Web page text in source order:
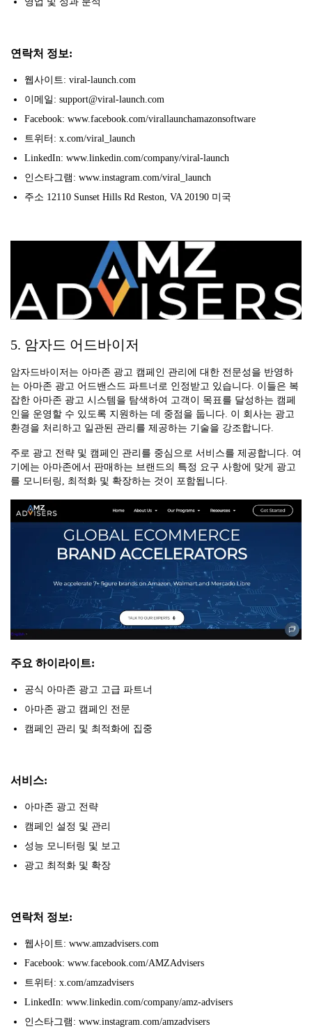
연락처 정보:
웹사이트: viral-launch.com
이메일: support@viral-launch.com
Facebook: www.facebook.com/virallaunchamazonsoftware
트위터: x.com/viral_launch
LinkedIn: www.linkedin.com/company/viral-launch
인스타그램: www.instagram.com/viral_launch
주소 12110 Sunset Hills Rd Reston, VA 20190 미국
5. 암자드 어드바이저
암자드바이저는 아마존 광고 캠페인 관리에 대한 전문성을 반영하
는 아마존 광고 어드밴스드 파트너로 인정받고 있습니다. 이들은 복
잡한 아마존 광고 시스템을 탐색하여 고객이 목표를 달성하는 캠페
인을 운영할 수 있도록 지원하는 데 중점을 둡니다. 이 회사는 광고
환경을 처리하고 일관된 관리를 제공하는 기술을 강조합니다.
주로 광고 전략 및 캠페인 관리를 중심으로 서비스를 제공합니다. 여
기에는 아마존에서 판매하는 브랜드의 특정 요구 사항에 맞게 광고
를 모니터링, 최적화 및 확장하는 것이 포함됩니다.
주요 하이라이트:
공식 아마존 광고 고급 파트너
아마존 광고 캠페인 전문
캠페인 관리 및 최적화에 집중
서비스:
아마존 광고 전략
캠페인 설정 및 관리
성능 모니터링 및 보고
광고 최적화 및 확장
연락처 정보:
웹사이트: www.amzadvisers.com
Facebook: www.facebook.com/AMZAdvisers
트위터: x.com/amzadvisers
LinkedIn: www.linkedin.com/company/amz-advisers
인스타그램: www.instagram.com/amzadvisers